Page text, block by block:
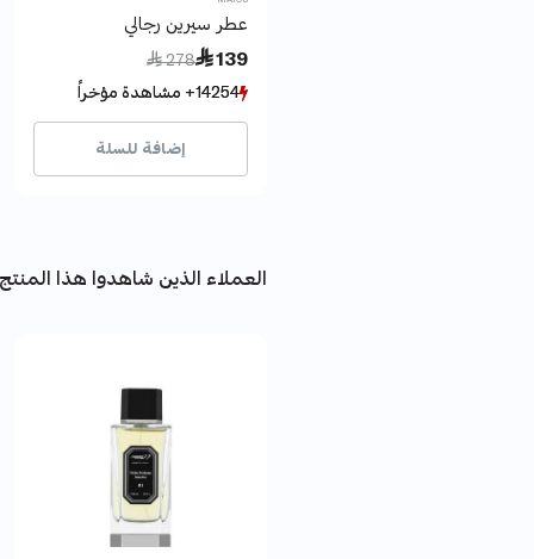
عطر سيرين رجالي
 139
Price reduced from
 278
to
14254+ مشاهدة مؤخراً
9600+ بيع مؤخراً
14254+ مشاهدة مؤخراً
9600+ بيع مؤخراً
إضافة للسلة
العملاء الذين شاهدوا هذا